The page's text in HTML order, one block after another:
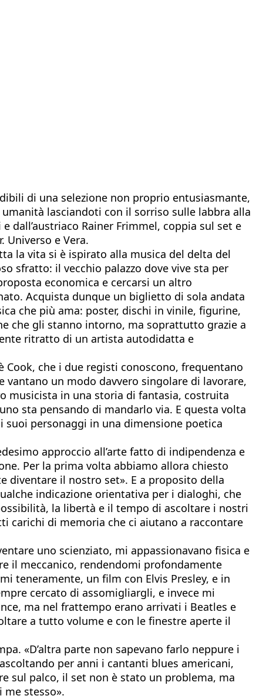
di una selezione non proprio entusiasmante,
lasciandoti con il sorriso sulle labbra alla
dall’austriaco Rainer Frimmel, coppia sul set e
Universo e Vera.
la vita si è ispirato alla musica del delta del
sfratto: il vecchio palazzo dove vive sta per
economica e cercarsi un altro
Acquista dunque un biglietto di sola andata
che più ama: poster, dischi in vinile, figurine,
che gli stanno intorno, ma soprattutto grazie a
ritratto di un artista autodidatta e
che i due registi conoscono, frequentano
vantano un modo davvero singolare di lavorare,
musicista in una storia di fantasia, costruita
sta pensando di mandarlo via. E questa volta
personaggi in una dimensione poetica
approccio all’arte fatto di indipendenza e
Per la prima volta abbiamo allora chiesto
diventare il nostro set». E a proposito della
indicazione orientativa per i dialoghi, che
la libertà e il tempo di ascoltare i nostri
carichi di memoria che ci aiutano a raccontare
uno scienziato, mi appassionavano fisica e
il meccanico, rendendomi profondamente
teneramente, un film con Elvis Presley, e in
cercato di assomigliargli, e invece mi
ma nel frattempo erano arrivati i Beatles e
a tutto volume e con le finestre aperte il
«D’altra parte non sapevano farlo neppure i
per anni i cantanti blues americani,
sul palco, il set non è stato un problema, ma
stesso».